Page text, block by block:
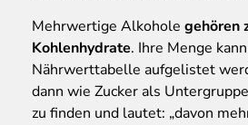
Mehrwertige Alkohole gehören
Kohlenhydrate. Ihre Menge
Nährwerttabelle aufgelistet
dann wie Zucker als
zu finden und lautet: „davon